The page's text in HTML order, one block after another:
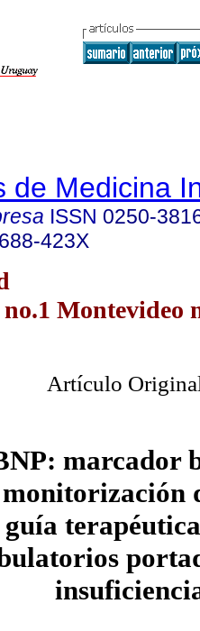
de Medicina
ISSN 0250-
423X
Montevideo
Artículo
marcador